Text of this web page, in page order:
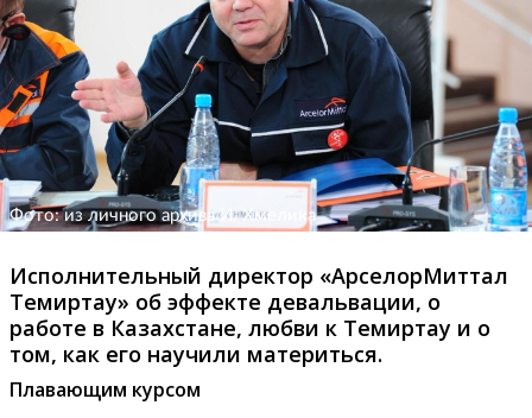
Фото: из личного архива И. Хмелика
Исполнительный директор «АрселорМиттал
Темиртау» об эффекте девальвации, о
работе в Казахстане, любви к Темиртау и о
том, как его научили материться.
Плавающим курсом